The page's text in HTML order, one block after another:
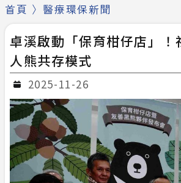
首頁 〉 醫療環保新聞
卓溪啟動「保育柑仔店」
人熊共存模式
2025-11-26